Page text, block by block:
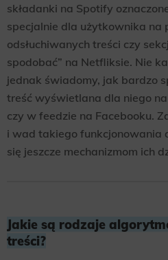
składanki na Spotify
specjalnie dla użytkownika na
odsłuchiwanych treści czy
spodobać” na Netfliksie. Nie
jednak świadomy, jak bardzo
treść wyświetlana dla niego na
czy w feedzie na Facebooku.
i wad takiego funkcjonowania
się jeszcze mechanizmom ich
Jakie są rodzaje
treści?